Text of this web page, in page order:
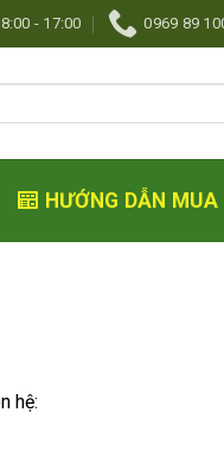
- 17:00 0969 89
HƯỚNG DẪN MUA
hệ: